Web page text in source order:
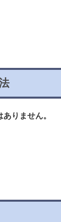
りません。